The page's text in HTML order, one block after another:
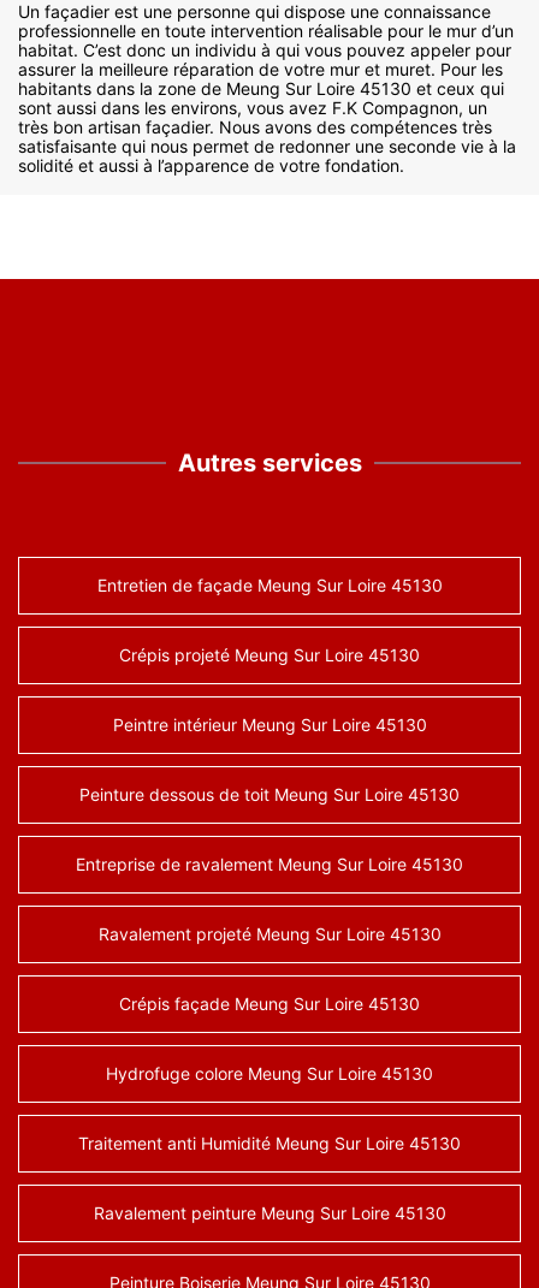
Un façadier est une personne qui dispose une connaissance
professionnelle en toute intervention réalisable pour le mur d’un
habitat. C’est donc un individu à qui vous pouvez appeler pour
assurer la meilleure réparation de votre mur et muret. Pour les
habitants dans la zone de Meung Sur Loire 45130 et ceux qui
sont aussi dans les environs, vous avez F.K Compagnon, un
très bon artisan façadier. Nous avons des compétences très
satisfaisante qui nous permet de redonner une seconde vie à la
solidité et aussi à l’apparence de votre fondation.
Autres services
Entretien de façade Meung Sur Loire 45130
Crépis projeté Meung Sur Loire 45130
Peintre intérieur Meung Sur Loire 45130
Peinture dessous de toit Meung Sur Loire 45130
Entreprise de ravalement Meung Sur Loire 45130
Ravalement projeté Meung Sur Loire 45130
Crépis façade Meung Sur Loire 45130
Hydrofuge colore Meung Sur Loire 45130
Traitement anti Humidité Meung Sur Loire 45130
Ravalement peinture Meung Sur Loire 45130
Peinture Boiserie Meung Sur Loire 45130